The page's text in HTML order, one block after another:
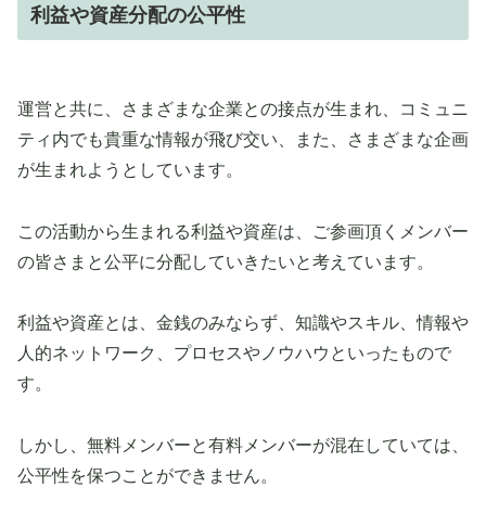
利益や資産分配の公平性
運営と共に、さまざまな企業との接点が生まれ、コミュニ
ティ内でも貴重な情報が飛び交い、また、さまざまな企画
が生まれようとしています。
この活動から生まれる利益や資産は、ご参画頂くメンバー
の皆さまと公平に分配していきたいと考えています。
利益や資産とは、金銭のみならず、知識やスキル、情報や
人的ネットワーク、プロセスやノウハウといったもので
す。
しかし、無料メンバーと有料メンバーが混在していては、
公平性を保つことができません。